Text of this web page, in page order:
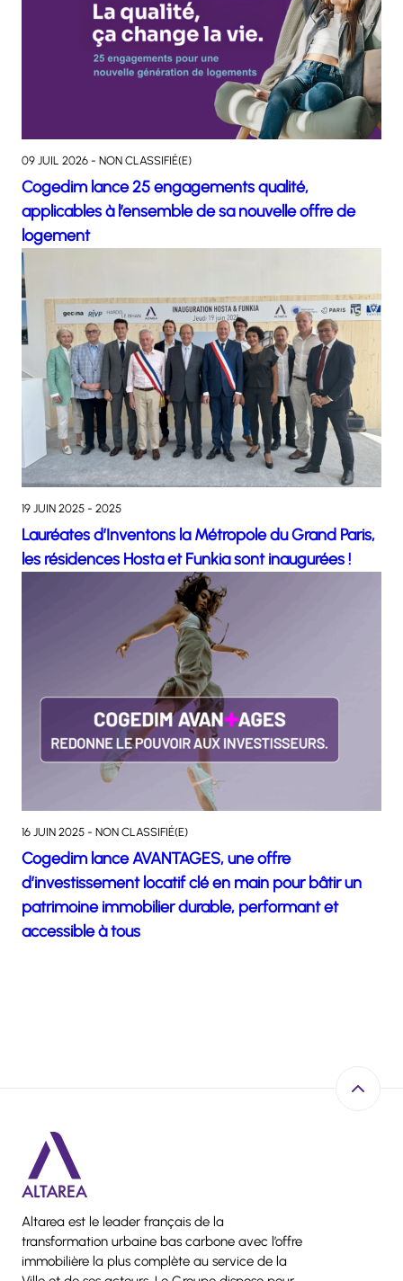
09 JUIL 2026 - NON CLASSIFIÉ(E)
Cogedim lance 25 engagements qualité,
applicables à l’ensemble de sa nouvelle offre de
logement
19 JUIN 2025 - 2025
Lauréates d’Inventons la Métropole du Grand Paris,
les résidences Hosta et Funkia sont inaugurées !
16 JUIN 2025 - NON CLASSIFIÉ(E)
Cogedim lance AVANTAGES, une offre
d’investissement locatif clé en main pour bâtir un
patrimoine immobilier durable, performant et
accessible à tous
Altarea est le leader français de la
transformation urbaine bas carbone avec l’offre
immobilière la plus complète au service de la
Retour